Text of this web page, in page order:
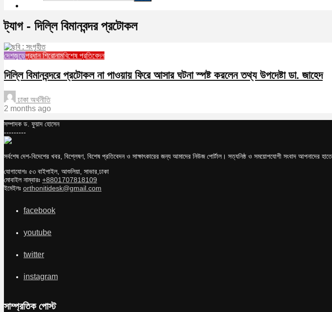
ট্যাগ - দিল্লি বিমানবন্দর প্রটোকল
দেশজুড়েপ্রধান শিরোনামবিশেষ প্রতিবেদন
দিল্লি বিমানবন্দরে প্রটোকল না পাওয়ায় ফিরে আসার ঘটনা স্পষ্ট করলেন তথ্য উপদেষ্টা ডা. জাহেদ
ঢাকা অর্থনীতি
2 months ago
সম্পাদক ড. ফুয়াদ হোসেন
---------
সর্বশেষ দেশ-বিদেশের খবর, বিশ্লেষণ, বিশেষ প্রতিবেদন ও সাক্ষাৎকারের জন্য আমাদের নিউজ পোর্টাল। সত্যনিষ্ঠ ও সময়োপযোগী সংবাদ আপনাদের
যোগাযোগঃ ৫৩ বাইপাইল, আশুলিয়া, সাভার,ঢাকা
মোবাইল নাম্বারঃ +8801707818109
ইমেইলঃ orthonitidesk@gmail.com
facebook
youtube
twitter
instagram
সাম্প্রতিক পোস্ট